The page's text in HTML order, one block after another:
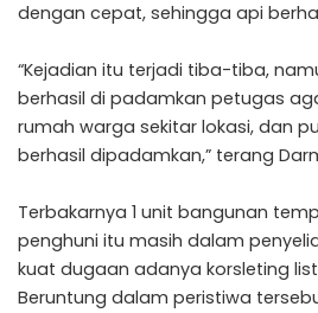
dengan cepat, sehingga api
“Kejadian itu terjadi tiba-tiba,
berhasil di padamkan petugas
rumah warga sekitar lokasi, dan
berhasil dipadamkan,” terang
Terbakarnya 1 unit bangunan
penghuni itu masih dalam
kuat dugaan adanya korsleting
Beruntung dalam peristiwa